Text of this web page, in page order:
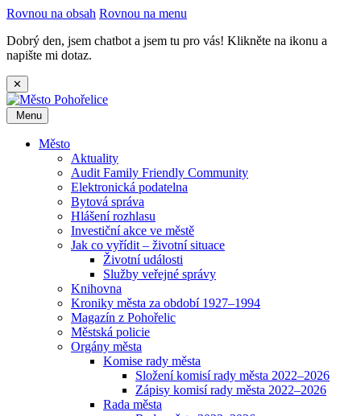
Rovnou na obsah Rovnou na menu
Dobrý den, jsem chatbot a jsem tu pro vás! Klikněte na ikonu a
napište mi dotaz.
✕
Menu
Město
Aktuality
Audit Family Friendly Community
Elektronická podatelna
Bytová správa
Hlášení rozhlasu
Investiční akce ve městě
Jak co vyřídit – životní situace
Životní události
Služby veřejné správy
Knihovna
Kroniky města za období 1927–1994
Magazín z Pohořelic
Městská policie
Orgány města
Komise rady města
Složení komisí rady města 2022–2026
Zápisy komisí rady města 2022–2026
Rada města